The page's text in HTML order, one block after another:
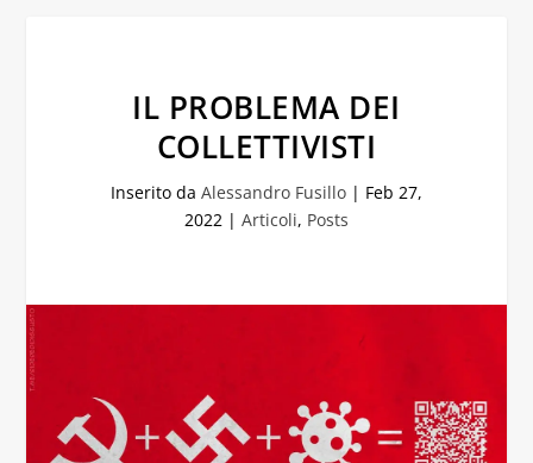
IL PROBLEMA DEI
COLLETTIVISTI
Inserito da Alessandro Fusillo | Feb 27,
2022 | Articoli, Posts